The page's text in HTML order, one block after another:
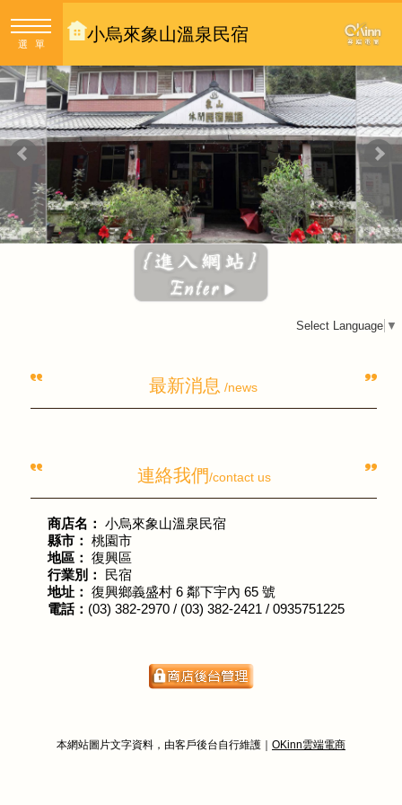
選單 小烏來象山溫泉民宿
Select Language ▼
最新消息 /news
連絡我們/contact us
商店名： 小烏來象山溫泉民宿
縣市： 桃園市
地區： 復興區
行業別：
民宿
地址： 復興鄉義盛村 6 鄰下宇內 65 號
電話： (03) 382-2970 / (03) 382-2421 / 0935751225
本網站圖片文字資料，由客戶後台自行維護｜ OKinn雲端電商